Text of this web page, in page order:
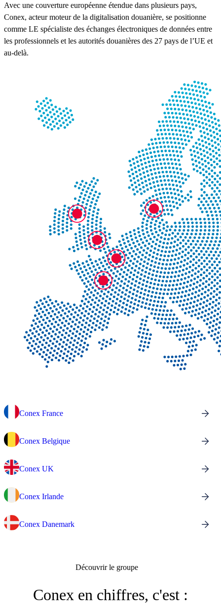
Avec une couverture européenne étendue dans plusieurs pays,
Conex, acteur moteur de la digitalisation douanière, se positionne
comme LE spécialiste des échanges électroniques de données entre
les professionnels et les autorités douanières des 27 pays de l’UE et
au-delà.
Conex France
Conex Belgique
Conex UK
Conex Irlande
Conex Danemark
Découvrir le groupe
Conex en chiffres, c'est :